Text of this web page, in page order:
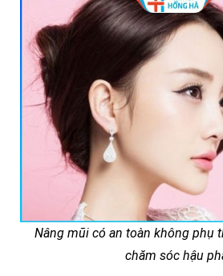
Nâng mũi có an toàn không phụ
chăm sóc hậu